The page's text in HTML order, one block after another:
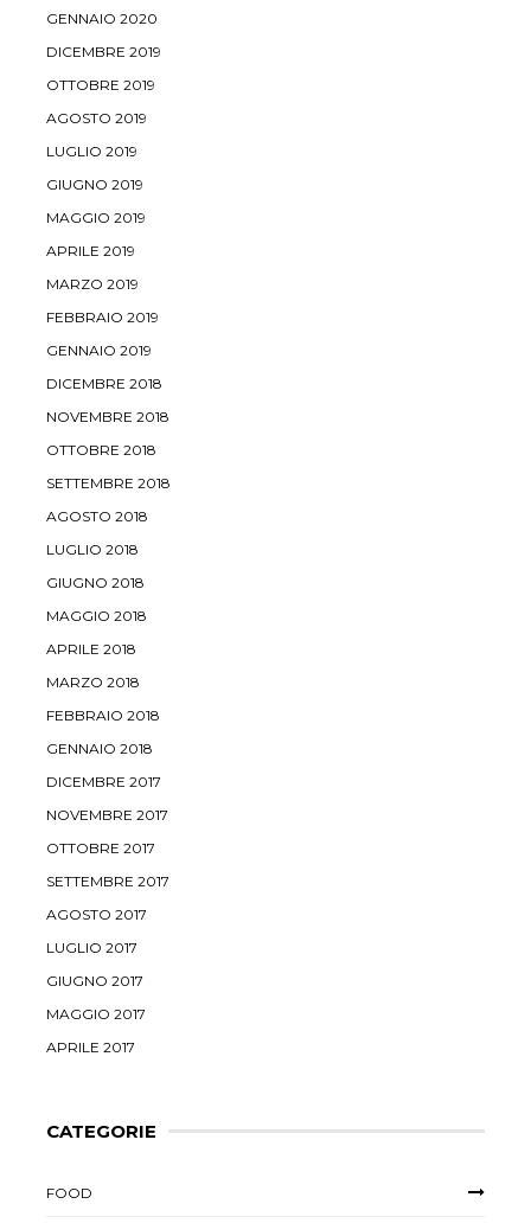
GENNAIO 2020
DICEMBRE 2019
OTTOBRE 2019
AGOSTO 2019
LUGLIO 2019
GIUGNO 2019
MAGGIO 2019
APRILE 2019
MARZO 2019
FEBBRAIO 2019
GENNAIO 2019
DICEMBRE 2018
NOVEMBRE 2018
OTTOBRE 2018
SETTEMBRE 2018
AGOSTO 2018
LUGLIO 2018
GIUGNO 2018
MAGGIO 2018
APRILE 2018
MARZO 2018
FEBBRAIO 2018
GENNAIO 2018
DICEMBRE 2017
NOVEMBRE 2017
OTTOBRE 2017
SETTEMBRE 2017
AGOSTO 2017
LUGLIO 2017
GIUGNO 2017
MAGGIO 2017
APRILE 2017
CATEGORIE
FOOD